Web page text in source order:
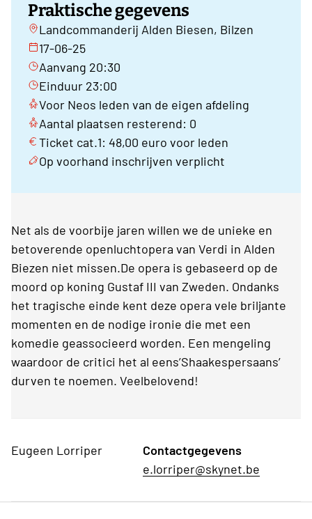
Praktische gegevens
Landcommanderij Alden Biesen, Bilzen
17-06-25
Aanvang 20:30
Einduur 23:00
Voor Neos leden van de eigen afdeling
Aantal plaatsen resterend: 0
Ticket cat.1: 48,00 euro voor leden
Op voorhand inschrijven verplicht
Net als de voorbije jaren willen we de unieke en
betoverende openluchtopera van Verdi in Alden
Biezen niet missen.De opera is gebaseerd op de
moord op koning Gustaf III van Zweden. Ondanks
het tragische einde kent deze opera vele briljante
momenten en de nodige ironie die met een
komedie geassocieerd worden. Een mengeling
waardoor de critici het al eens’Shaakespersaans’
durven te noemen. Veelbelovend!
Eugeen Lorriper
Contactgegevens
e.lorriper@skynet.be